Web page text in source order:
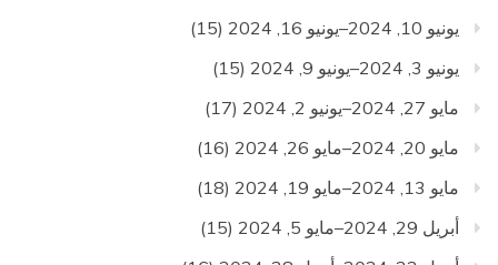
يونيو 10, 2024–يونيو 16, 2024
(15)
يونيو 3, 2024–يونيو 9, 2024
(15)
مايو 27, 2024–يونيو 2, 2024
(17)
مايو 20, 2024–مايو 26, 2024
(16)
مايو 13, 2024–مايو 19, 2024
(18)
أبريل 29, 2024–مايو 5, 2024
(15)